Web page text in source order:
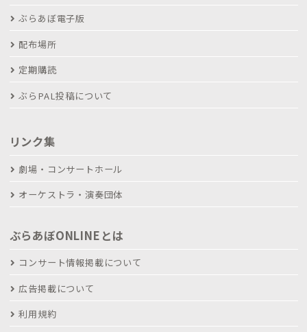
ぶらあぼ電子版
配布場所
定期購読
ぶらPAL投稿について
リンク集
劇場・コンサートホール
オーケストラ・演奏団体
ぶらあぼONLINEとは
コンサート情報掲載について
広告掲載について
利用規約